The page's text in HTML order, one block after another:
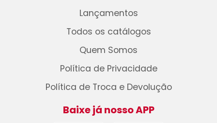
Lançamentos
Todos os catálogos
Quem Somos
Política de Privacidade
Política de Troca e Devolução
Baixe já nosso APP